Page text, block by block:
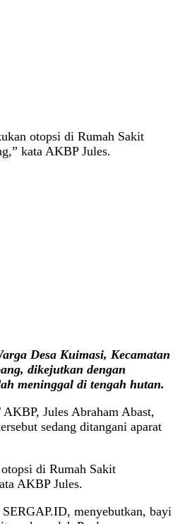
otopsi di Rumah Sakit
kata AKBP Jules.
Desa Kuimasi, Kecamatan
dikejutkan dengan
meninggal di tengah hutan.
Jules Abraham Abast,
sedang ditangani aparat
di Rumah Sakit
AKBP Jules.
menyebutkan, bayi